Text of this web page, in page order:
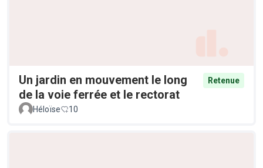
Un jardin en mouvement le long
de la voie ferrée et le rectorat
Retenue
Héloïse 10